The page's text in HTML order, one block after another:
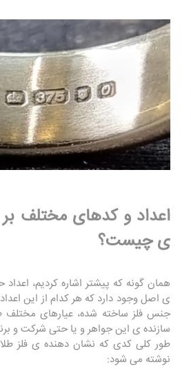
اعداد و کدهای مختلف
ی چیست؟
همان گونه که پیشتر اشاره کردیم،
ی اصل وجود دارد که هر کدام از این
جنس فلز ساخته شده، عیارهای مختلف
سازنده ی این جواهر و یا حتی شرکت و
طور کلی کدی که نشان دهنده ی فلز
نوشته می شود: